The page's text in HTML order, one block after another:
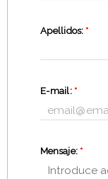
Apellidos: *
E-mail: *
Mensaje: *